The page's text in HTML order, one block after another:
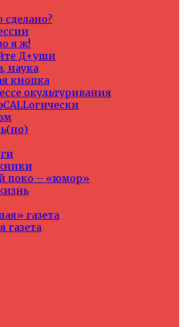
сделано?
я ж!
Д+уши
наука
кнопка
окультуривания
поко – «юмор»
газета
газета